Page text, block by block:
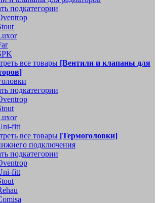
подкатегории
все товары [Вентили и клапаны для
подкатегории
fitt
все товары [Термоголовки]
подключения
подкатегории
fitt